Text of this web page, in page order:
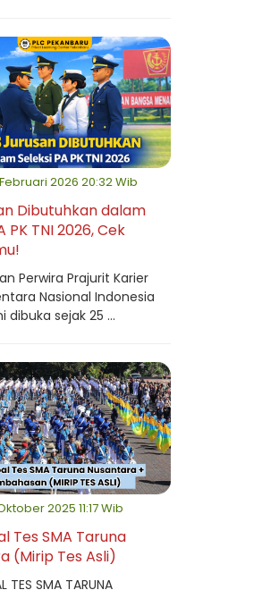
2026 20:32 Wib
Dibutuhkan dalam
PK TNI 2026, Cek
Perwira Prajurit Karier
Nasional Indonesia
dibuka sejak 25 ...
2025 11:17 Wib
Tes SMA Taruna
(Mirip Tes Asli)
TES SMA TARUNA